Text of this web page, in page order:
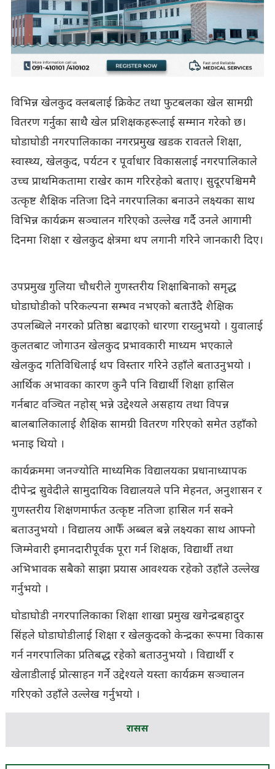
विभिन्न खेलकुद क्लबलाई क्रिकेट तथा फुटबलका खेल सामग्री
वितरण गर्नुका साथै खेल प्रशिक्षकहरूलाई सम्मान गरेको छ।
घोडाघोडी नगरपालिकाका नगरप्रमुख खडक रावतले शिक्षा,
स्वास्थ्य, खेलकुद, पर्यटन र पूर्वाधार विकासलाई नगरपालिकाले
उच्च प्राथमिकतामा राखेर काम गरिरहेको बताए। सुदूरपश्चिममै
उत्कृष्ट शैक्षिक नतिजा दिने नगरपालिका बनाउने लक्ष्यका साथ
विभिन्न कार्यक्रम सञ्चालन गरिएको उल्लेख गर्दै उनले आगामी
दिनमा शिक्षा र खेलकुद क्षेत्रमा थप लगानी गरिने जानकारी दिए।
उपप्रमुख गुलिया चौधरीले गुणस्तरीय शिक्षाबिनाको समृद्ध
घोडाघोडीको परिकल्पना सम्भव नभएको बताउँदै शैक्षिक
उपलब्धिले नगरको प्रतिष्ठा बढाएको धारणा राख्नुभयो । युवालाई
कुलतबाट जोगाउन खेलकुद प्रभावकारी माध्यम भएकाले
खेलकुद गतिविधिलाई थप विस्तार गरिने उहाँले बताउनुभयो ।
आर्थिक अभावका कारण कुनै पनि विद्यार्थी शिक्षा हासिल
गर्नबाट वञ्चित नहोस् भन्ने उद्देश्यले असहाय तथा विपन्न
बालबालिकालाई शैक्षिक सामग्री वितरण गरिएको समेत उहाँको
भनाइ थियो ।
कार्यक्रममा जनज्योति माध्यमिक विद्यालयका प्रधानाध्यापक
दीपेन्द्र सुवेदीले सामुदायिक विद्यालयले पनि मेहनत, अनुशासन र
गुणस्तरीय शिक्षणमार्फत उत्कृष्ट नतिजा हासिल गर्न सक्ने
बताउनुभयो । विद्यालय आफैँ अब्बल बन्ने लक्ष्यका साथ आफ्नो
जिम्मेवारी इमानदारीपूर्वक पूरा गर्न शिक्षक, विद्यार्थी तथा
अभिभावक सबैको साझा प्रयास आवश्यक रहेको उहाँले उल्लेख
गर्नुभयो ।
घोडाघोडी नगरपालिकाका शिक्षा शाखा प्रमुख खगेन्द्रबहादुर
सिंहले घोडाघोडीलाई शिक्षा र खेलकुदको केन्द्रका रूपमा विकास
गर्न नगरपालिका प्रतिबद्ध रहेको बताउनुभयो । विद्यार्थी र
खेलाडीलाई प्रोत्साहन गर्ने उद्देश्यले यस्ता कार्यक्रम सञ्चालन
गरिएको उहाँले उल्लेख गर्नुभयो ।
रासस